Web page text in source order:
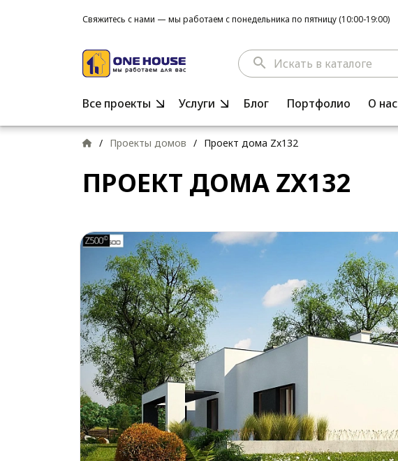
Свяжитесь с нами — мы работаем с понедельника по пятницу (10:00-19:00)
search
Все проекты Услуги Блог Портфолио О нас
/ Проекты домов / Проект дома Zx132
ПРОЕКТ ДОМА ZX132